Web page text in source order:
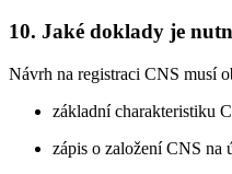
10. Jaké doklady je
Návrh na registraci CNS musí
základní charakteristiku
zápis o založení CNS na